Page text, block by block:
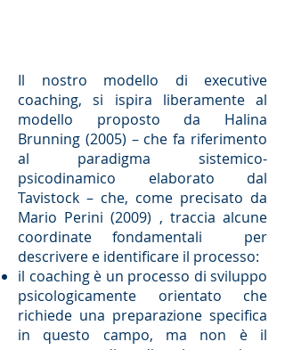
Il nostro modello di executive
coaching, si ispira liberamente al
modello proposto da Halina
Brunning (2005) – che fa riferimento
al paradigma sistemico-
psicodinamico elaborato dal
Tavistock – che, come precisato da
Mario Perini (2009) , traccia alcune
coordinate fondamentali per
descrivere e identificare il processo:
il coaching è un processo di sviluppo
psicologicamente orientato che
richiede una preparazione specifica
in questo campo, ma non è il